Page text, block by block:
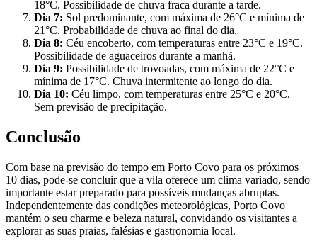
18°C. Possibilidade de chuva fraca durante a tarde.
Dia 7: Sol predominante, com máxima de 26°C e mínima de
21°C. Probabilidade de chuva ao final do dia.
Dia 8: Céu encoberto, com temperaturas entre 23°C e 19°C.
Possibilidade de aguaceiros durante a manhã.
Dia 9: Possibilidade de trovoadas, com máxima de 22°C e
mínima de 17°C. Chuva intermitente ao longo do dia.
Dia 10: Céu limpo, com temperaturas entre 25°C e 20°C.
Sem previsão de precipitação.
Conclusão
Com base na previsão do tempo em Porto Covo para os próximos
10 dias, pode-se concluir que a vila oferece um clima variado, sendo
importante estar preparado para possíveis mudanças abruptas.
Independentemente das condições meteorológicas, Porto Covo
mantém o seu charme e beleza natural, convidando os visitantes a
explorar as suas praias, falésias e gastronomia local.